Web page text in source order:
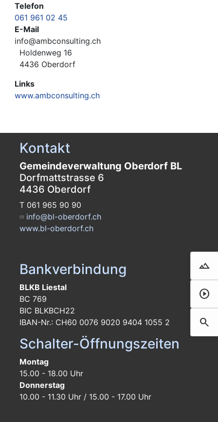
landscape
Film
play_circle
search
Telefon
061 961 02 45
E-Mail
info@ambconsulting.ch
Holdenweg 16
4436 Oberdorf
Links
www.ambconsulting.ch
Kontakt
Gemeindeverwaltung Oberdorf BL
Dorfmattstrasse 6
4436 Oberdorf
T 061 965 90 90
info@bl-oberdorf.ch
www.bl-oberdorf.ch
Bankverbindung
BLKB Liestal
BC 769
BIC BLKBCH22
IBAN-Nr.: CH60 0076 9020 9404 1055 2
Schalter-Öffnungszeiten
Montag
15.00 - 18.00 Uhr
Donnerstag
10.00 - 11.30 Uhr / 15.00 - 17.00 Uhr